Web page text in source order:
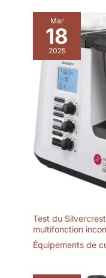
garantie satisfait ou
technique à vie –
Mar
18
2025
Test du
multifonction
Équipements de